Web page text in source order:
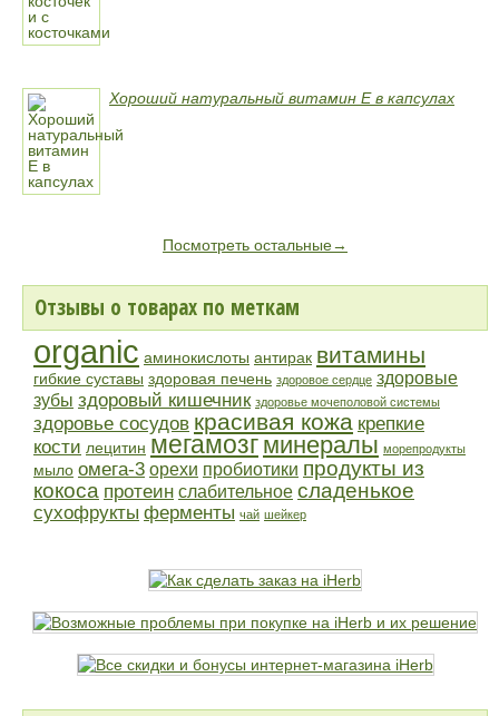
Хороший натуральный витамин Е в капсулах
Посмотреть остальные→
Отзывы о товарах по меткам
organic аминокислоты антирак витамины
гибкие суставы здоровая печень здоровое сердце здоровые
зубы здоровый кишечник здоровье мочеполовой системы
здоровье сосудов красивая кожа крепкие
кости лецитин мегамозг минералы морепродукты
мыло омега-3 орехи пробиотики продукты из
кокоса протеин слабительное сладенькое
сухофрукты ферменты чай шейкер